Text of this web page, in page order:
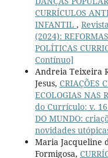
CURRÍCULOS
INFANTIL ,
(2024):
POLÍTICAS
Contínuo]
Andreia Teixeira
Jesus, CRIAÇÕES
ECOLOGIAS NAS
do Currículo: v. 16
DO MUNDO:
novidades
Maria Jacqueline
Formigosa,